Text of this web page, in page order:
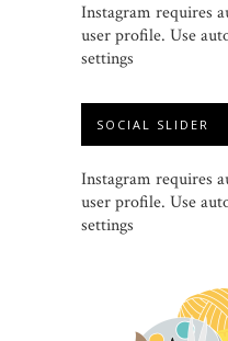
Instagram requires
user profile. Use
settings
SOCIAL SLIDER
Instagram requires
user profile. Use
settings